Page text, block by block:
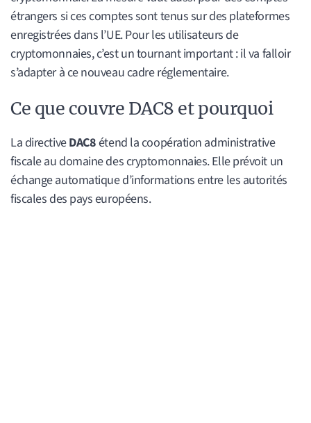
étrangers si ces comptes sont tenus sur des plateformes
enregistrées dans l’UE. Pour les utilisateurs de
cryptomonnaies, c’est un tournant important : il va falloir
s’adapter à ce nouveau cadre réglementaire.
Ce que couvre DAC8 et pourquoi
La directiveDAC8étend la coopération administrative
fiscale au domaine des cryptomonnaies. Elle prévoit un
échange automatique d’informations entre les autorités
fiscales des pays européens.